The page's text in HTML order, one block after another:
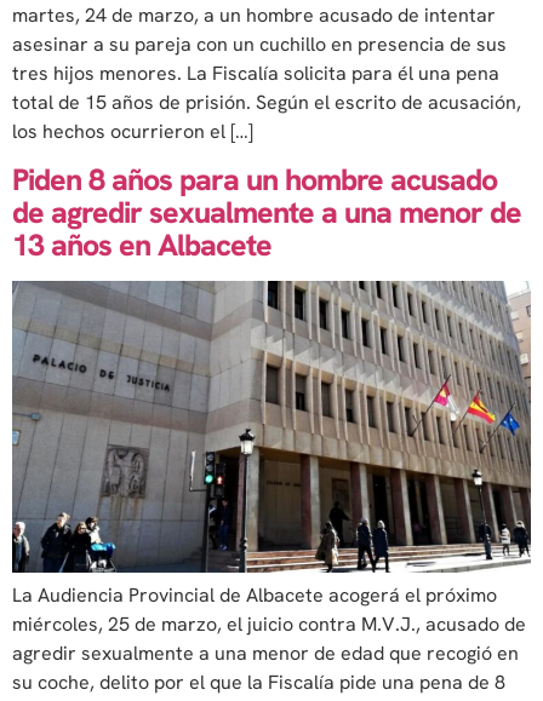
martes, 24 de marzo, a un hombre acusado de intentar
asesinar a su pareja con un cuchillo en presencia de sus
tres hijos menores. La Fiscalía solicita para él una pena
total de 15 años de prisión. Según el escrito de acusación,
los hechos ocurrieron el […]
Piden 8 años para un hombre acusado
de agredir sexualmente a una menor de
13 años en Albacete
La Audiencia Provincial de Albacete acogerá el próximo
miércoles, 25 de marzo, el juicio contra M.V.J., acusado de
agredir sexualmente a una menor de edad que recogió en
su coche, delito por el que la Fiscalía pide una pena de 8